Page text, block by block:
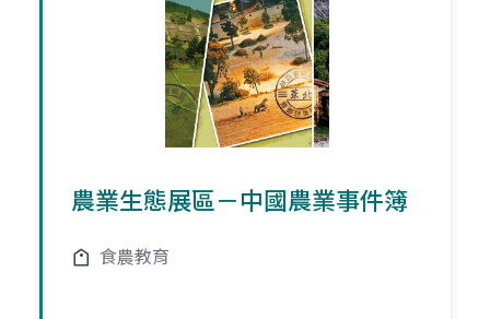
農業生態展區－中國農業事件簿
食農教育